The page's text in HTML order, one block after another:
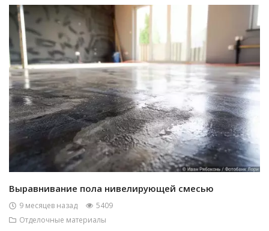
Выравнивание пола нивелирующей смесью
9 месяцев назад
5409
Отделочные материалы